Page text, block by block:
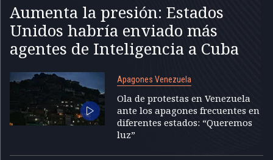
Aumenta la presión: Estados
Unidos habría enviado más
agentes de Inteligencia a Cuba
Apagones Venezuela
Ola de protestas en Venezuela
ante los apagones frecuentes en
diferentes estados: “Queremos
luz”